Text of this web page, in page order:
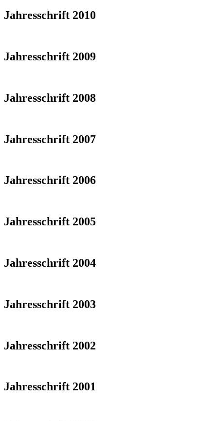
Jahresschrift 2010
Jahresschrift 2009
Jahresschrift 2008
Jahresschrift 2007
Jahresschrift 2006
Jahresschrift 2005
Jahresschrift 2004
Jahresschrift 2003
Jahresschrift 2002
Jahresschrift 2001